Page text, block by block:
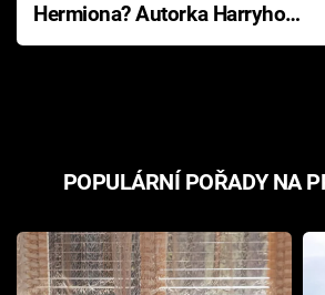
Hermiona? Autorka Harryho
Pottera přišla s ráznou
POPULÁRNÍ POŘADY NA